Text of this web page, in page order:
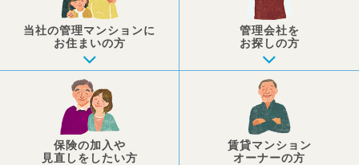
当社の管理マンションに
お住まいの方
管理会社を
お探しの方
保険の加入や
見直しを したい方
賃貸マンション
オーナーの方